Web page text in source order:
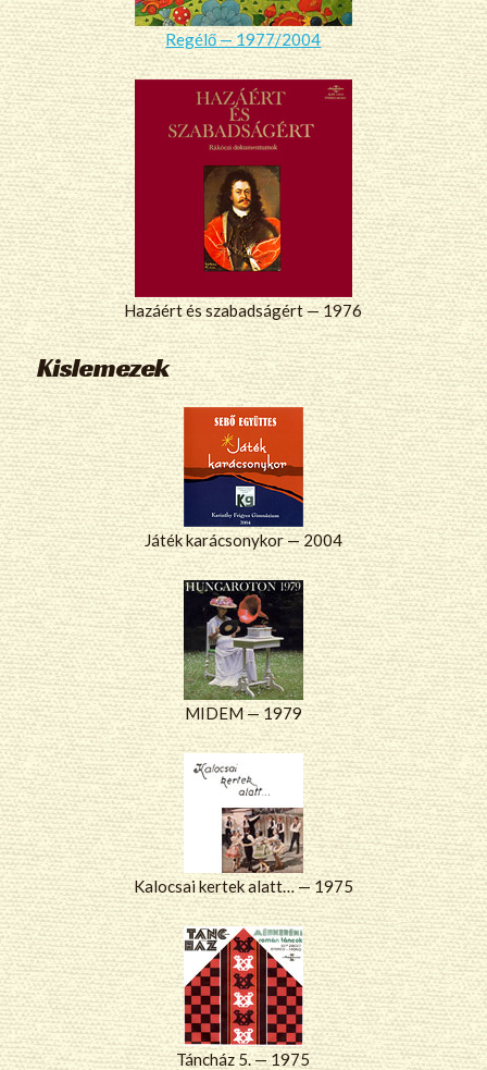
Regélő — 1977/2004
Hazáért és szabadságért — 1976
Kislemezek
Játék karácsonykor — 2004
MIDEM — 1979
Kalocsai kertek alatt… — 1975
Táncház 5. — 1975